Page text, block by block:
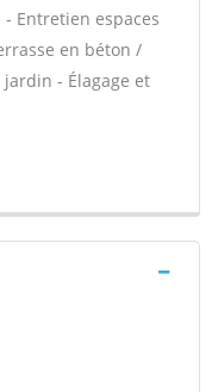
- Entretien espaces
en béton /
- Élagage et